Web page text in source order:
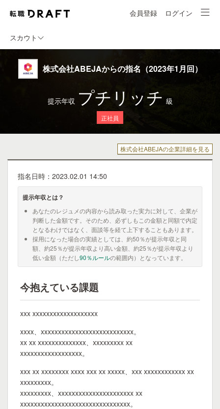
会員登録 ログイン
スカウト
株式会社ABEJAからの指名（2023年1月回）
提示年収 プチリッチ 級
正社員
株式会社ABEJAの企業詳細を見る
指名日時：2023.02.01 14:50
提示年収とは？
あなたのレジュメの内容から読み取った実力に対して、企業が
判断した金額です。そのため、必ずしもこの金額と同額で内定
となるわけではなく、面談等を経て上下することもあります。
採用になった場合の実績としては、約50％が提示年収と同
額、約25％が提示年収より高い金額、約25％が提示年収より
低い金額（ただし90％ルールの範囲内）となっています。
今抱えている課題
xxx xxxxxxxxxxxxxxxxxxx
xxxx、xxxxxxxxxxxxxxxxxxxxxxxxxxx。
xx xx xxxxxxxxxxxxxx、xxxxxxxxx xx
xxxxxxxxxxxxxxxxxx。
xxx xx xxxxxxxx xxxx xxx xx xxxxx、xxx xxxxxxxxxxxx xx
xxxxxxxxx。
xxxxxxxxx、xxxxxxxxxxxxxxxxxxxxxx xx
xxxxxxxxxxxxxxxxxxxxxxxxxxxxxxxx。